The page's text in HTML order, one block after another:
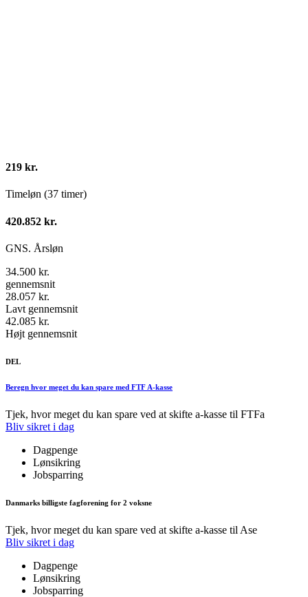
219 kr.
Timeløn (37 timer)
420.852 kr.
GNS. Årsløn
34.500 kr.
gennemsnit
28.057 kr.
Lavt gennemsnit
42.085 kr.
Højt gennemsnit
DEL
Beregn hvor meget du kan spare med FTF A-kasse
Tjek, hvor meget du kan spare ved at skifte a-kasse til FTFa
Bliv sikret i dag
Dagpenge
Lønsikring
Jobsparring
Danmarks billigste fagforening for 2 voksne
Tjek, hvor meget du kan spare ved at skifte a-kasse til Ase
Bliv sikret i dag
Dagpenge
Lønsikring
Jobsparring